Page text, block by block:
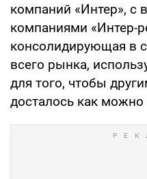
компаний «Интер», с
компаниями «Интер-
консолидирующая в
всего рынка,
для того, чтобы
досталось как